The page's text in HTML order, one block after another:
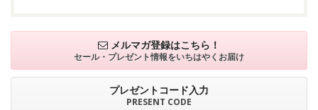
メルマガ登録はこちら！
セール・プレゼント情報をいちはやくお届け
プレゼントコード入力
PRESENT CODE